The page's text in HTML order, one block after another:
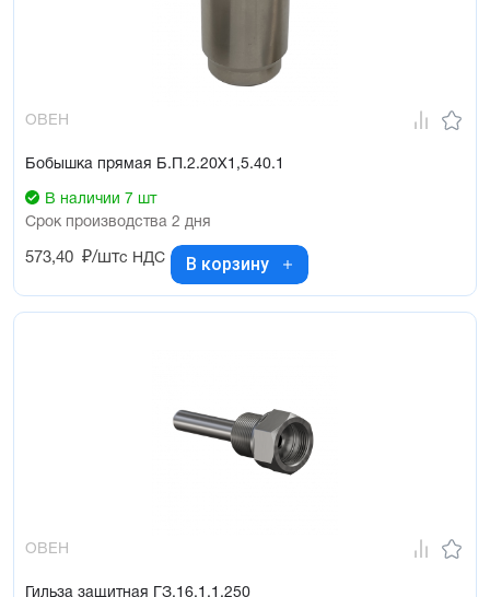
ОВЕН
Бобышка прямая Б.П.2.20Х1,5.40.1
В наличии 7 шт
Срок производства 2 дня
573,40 ₽/штс НДС В корзину
ОВЕН
Гильза защитная ГЗ.16.1.1.250